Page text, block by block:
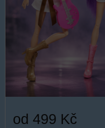
od 499 Kč